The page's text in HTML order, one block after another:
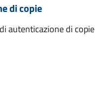
di copie
autenticazione di copie